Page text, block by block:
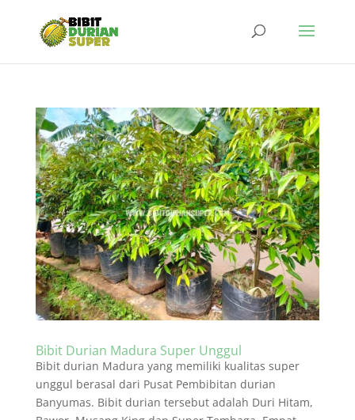
Bibit Durian Madura Super Unggul
Bibit durian Madura yang memiliki kualitas super
unggul berasal dari Pusat Pembibitan durian
Banyumas. Bibit durian tersebut adalah Duri Hitam,